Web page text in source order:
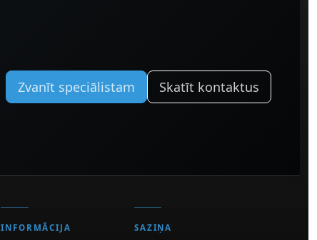
Zvanīt speciālistam Skatīt kontaktus
INFORMĀCIJA SAZIŅA